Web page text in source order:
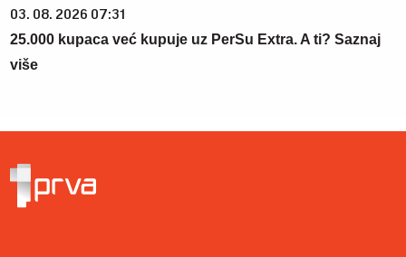
03. 08. 2026 07:31
25.000 kupaca već kupuje uz PerSu Extra. A ti? Saznaj
više